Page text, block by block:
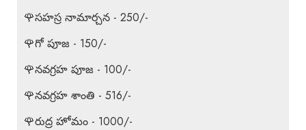
🌹సహస్ర నామార్చన - 250/-
🌹గో పూజ - 150/-
🌹నవగ్రహ పూజ - 100/-
🌹నవగ్రహ శాంతి - 516/-
🌹రుద్ర హోమం - 1000/-